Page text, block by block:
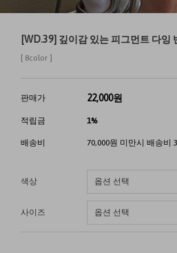
[WD.39] 깊이감 있는 피그먼트 다잉
[ 8color ]
판매가 22,000원
적립금 1%
배송비 70,000원 미만시 배송비
색상
사이즈